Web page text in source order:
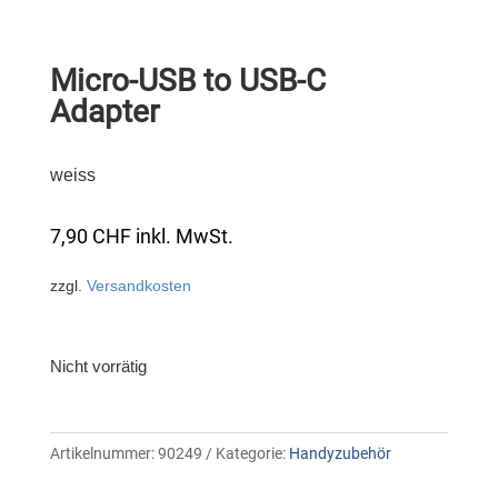
Micro-USB to USB-C
Adapter
weiss
7,90 CHF inkl. MwSt.
zzgl. Versandkosten
Nicht vorrätig
Artikelnummer:90249 Kategorie: Handyzubehör